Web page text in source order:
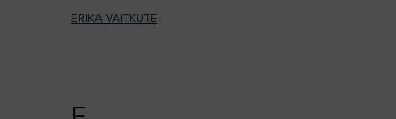
ERIKA VAITKUTE